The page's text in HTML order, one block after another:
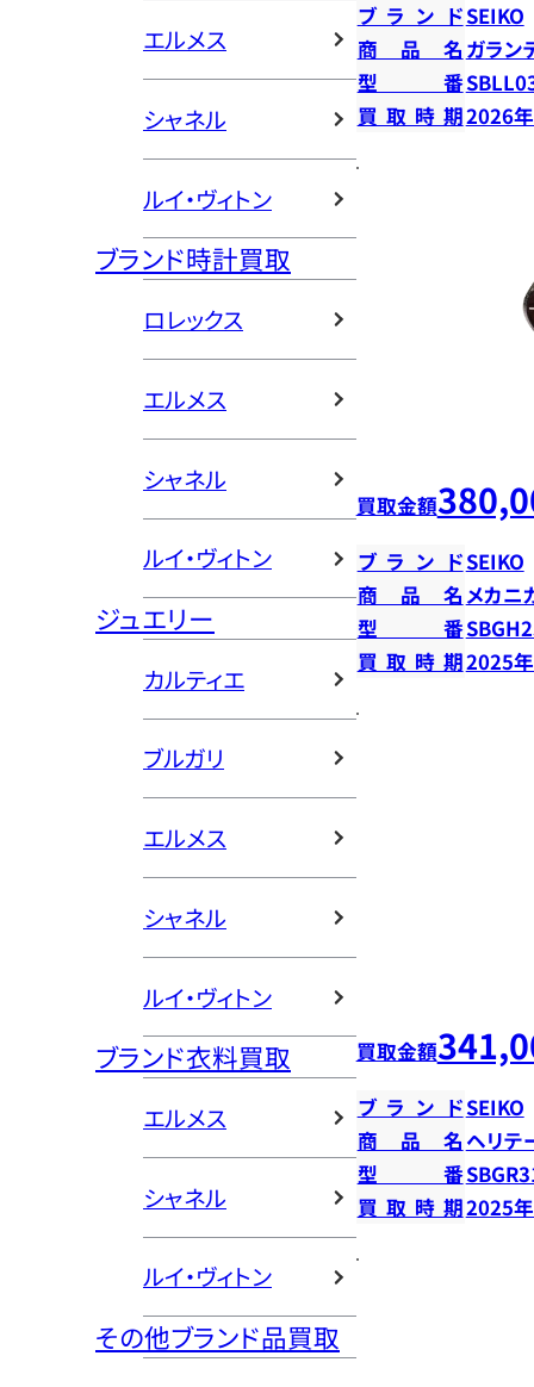
エルメス
シャネル
ルイ・ヴィトン
ブランド時計買取
ロレックス
エルメス
シャネル
ルイ・ヴィトン
ジュエリー
カルティエ
ブルガリ
エルメス
シャネル
ルイ・ヴィトン
ブランド衣料買取
エルメス
シャネル
ルイ・ヴィトン
その他ブランド品買取
ブランドSEIKO
商品名 ガラン
型番
買取時期2026
買取金額
ブランドSEIKO
商品名 メカニ
型番
買取時期2025
買取金額
ブランドSEIKO
商品名 ヘリテ
型番
買取時期2025